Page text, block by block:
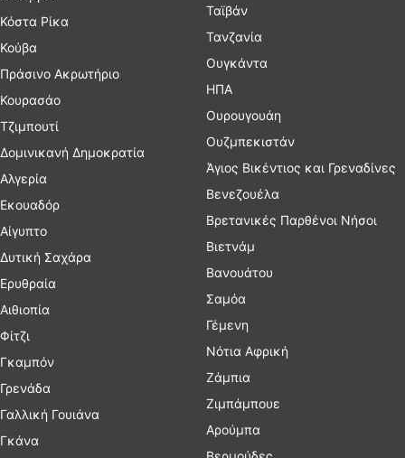
Κόστα Ρίκα
Κούβα
Πράσινο Ακρωτήριο
Κουρασάο
Τζιμπουτί
Δομινικανή Δημοκρατία
Αλγερία
Εκουαδόρ
Αίγυπτο
Δυτική Σαχάρα
Ερυθραία
Αιθιοπία
Φίτζι
Γκαμπόν
Γρενάδα
Γαλλική Γουιάνα
Γκάνα
Ταϊβάν
Τανζανία
Ουγκάντα
ΗΠΑ
Ουρουγουάη
Ουζμπεκιστάν
Άγιος Βικέντιος και Γρεναδίνες
Βενεζουέλα
Βρετανικές Παρθένοι Νήσοι
Βιετνάμ
Βανουάτου
Σαμόα
Γέμενη
Νότια Αφρική
Ζάμπια
Ζιμπάμπουε
Αρούμπα